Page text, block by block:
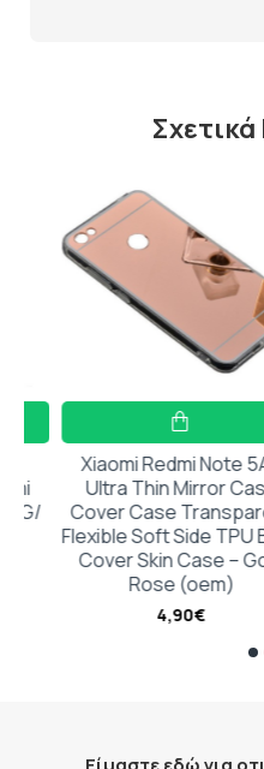
Xiaomi Redmi Note 5A -
Ultra Thin Mirror Case
Cover Case Transparent
Flexible Soft Side TPU Back
Cover Skin Case – Gold
Rose (oem)
4,90€